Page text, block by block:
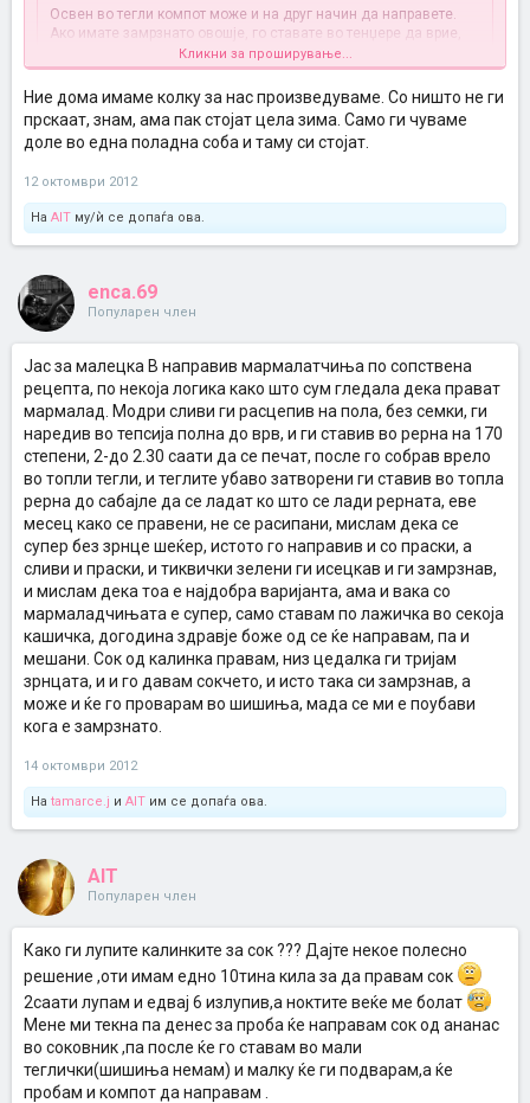
Освен во тегли компот може и на друг начин да направете.
Ако имате замрзнато овошје, го ставате во тенџере да врие,
додавате малку шеќер, го варете некое време и му додавате
малку густин или пудинг, за да не биде ретко. Многу е поубаво
од оној компот во тегли.
Јас немам ладна соба и замрзнувањето и фрижидерот ми се
се купува тиква од пазар ,зошто не знам каде и како се
нејзините не биле прскани со прашак и тоа ме наведе на
мислење дека можеби им прават нешто за да траат.Вака знам
Кликни за проширување...
Ние дома имаме колку за нас произведуваме. Со ништо не ги
прскаат, знам, ама пак стојат цела зима. Само ги чуваме
доле во една поладна соба и таму си стојат.
12 октомври 2012
На AIT му/ѝ се допаѓа ова.
enca.69
Популарен член
Јас за малецка В направив мармалатчиња по сопствена
рецепта, по некоја логика како што сум гледала дека прават
мармалад. Модри сливи ги расцепив на пола, без семки, ги
наредив во тепсија полна до врв, и ги ставив во рерна на 170
степени, 2-до 2.30 саати да се печат, после го собрав врело
во топли тегли, и теглите убаво затворени ги ставив во топла
рерна до сабајле да се ладат ко што се лади рерната, еве
месец како се правени, не се расипани, мислам дека се
супер без зрнце шеќер, истото го направив и со праски, а
сливи и праски, и тиквички зелени ги исецкав и ги замрзнав,
и мислам дека тоа е најдобра варијанта, ама и вака со
мармаладчињата е супер, само ставам по лажичка во секоја
кашичка, догодина здравје боже од се ќе направам, па и
мешани. Сок од калинка правам, низ цедалка ги тријам
зрнцата, и и го давам сокчето, и исто така си замрзнав, а
може и ќе го проварам во шишиња, мада се ми е поубави
кога е замрзнато.
14 октомври 2012
На tamarce.j и AIT им се допаѓа ова.
AIT
Популарен член
Како ги лупите калинките за сок ??? Дајте некое полесно
решение ,оти имам едно 10тина кила за да правам сок
2саати лупам и едвај 6 излупив,а ноктите веќе ме болат
Мене ми текна па денес за проба ќе направам сок од ананас
во соковник ,па после ќе го ставам во мали
теглички(шишиња немам) и малку ќе ги подварам,а ќе
пробам и компот да направам .